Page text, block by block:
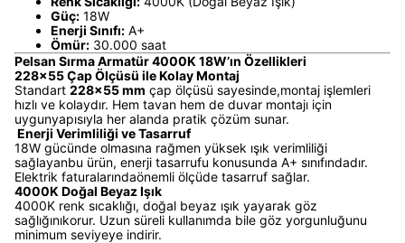
Güç: 18W
Enerji Sınıfı: A+
Ömür: 30.000 saat
Pelsan Sırma Armatür 4000K 18W’ın Özellikleri
228x55 Çap Ölçüsü ile Kolay Montaj
Standart 228x55 mm çap ölçüsü sayesinde,montaj işlemleri
hızlı ve kolaydır. Hem tavan hem de duvar montajı için
uygunyapısıyla her alanda pratik çözüm sunar.
Enerji Verimliliği ve Tasarruf
18W gücünde olmasına rağmen yüksek ışık verimliliği
sağlayanbu ürün, enerji tasarrufu konusunda A+ sınıfındadır.
Elektrik faturalarındaönemli ölçüde tasarruf sağlar.
4000K Doğal Beyaz Işık
4000K renk sıcaklığı, doğal beyaz ışık yayarak göz
sağlığınıkorur. Uzun süreli kullanımda bile göz yorgunluğunu
minimum seviyeye indirir.